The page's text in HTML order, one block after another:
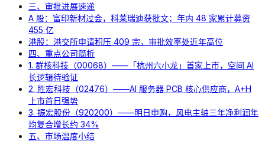
三、审批进展速递
A 股：富印新材过会，科莱瑞迪获批文；年内 48 家累计募资
455 亿
港股：港交所申请积压 409 宗，审批效率处近年高位
四、重点公司简析
1. 群核科技（00068）——「杭州六小龙」首家上市，空间 AI
长逻辑待验证
2. 胜宏科技（02476）——AI 服务器 PCB 核心供应商，A+H
上市首日强势
3. 振宏股份（920200）——明日申购，风电主轴三年净利润年
均复合增长约 34%
五、市场温度小结